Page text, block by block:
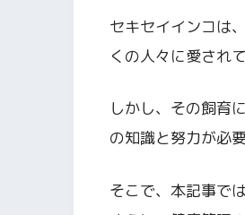
セキセイインコは
くの人々に愛され
しかし、その飼育
の知識と努力が必要
そこで、本記事で